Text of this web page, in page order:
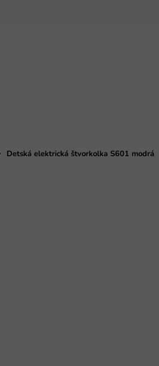
Detská elektrická štvorkolka S601 modrá